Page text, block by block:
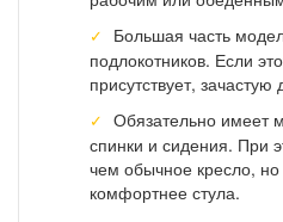
Большая часть
подлокотников. Если
присутствует,
Обязательно имеет
спинки и сидения. При
чем обычное кресло, но
комфортнее стула.